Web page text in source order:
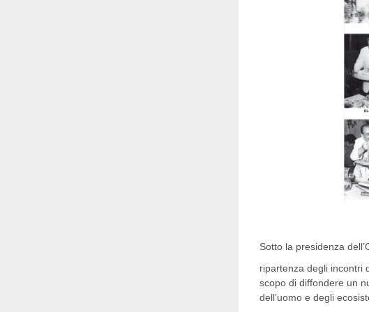
Sotto la presidenza
ripartenza degli incontri
scopo di diffondere un
dell’uomo e degli